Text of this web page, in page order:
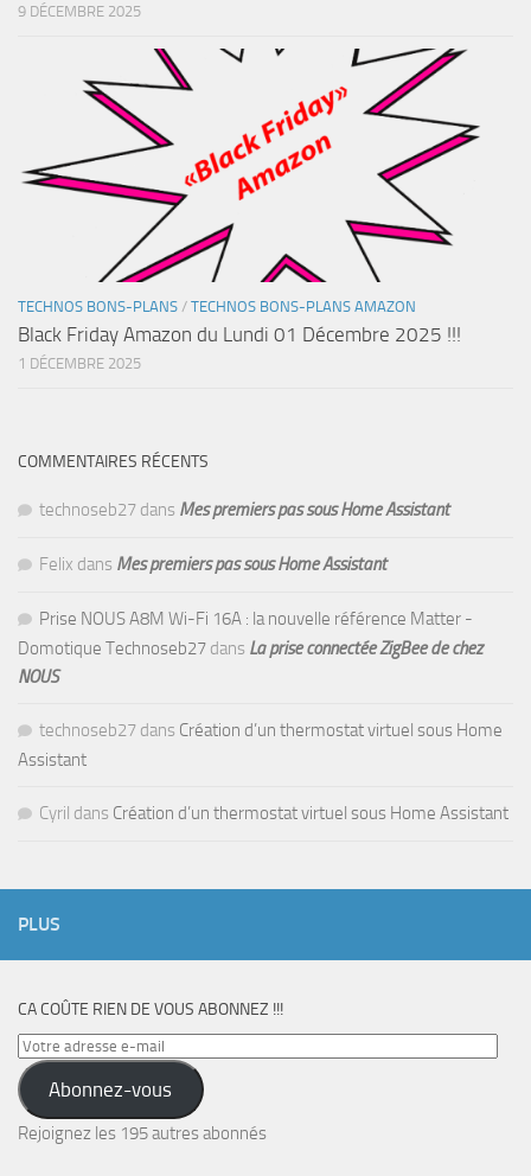
9 DÉCEMBRE 2025
TECHNOS BONS-PLANS / TECHNOS BONS-PLANS AMAZON
Black Friday Amazon du Lundi 01 Décembre 2025 !!!
1 DÉCEMBRE 2025
COMMENTAIRES RÉCENTS
technoseb27 dans Mes premiers pas sous Home Assistant
Felix dans Mes premiers pas sous Home Assistant
Prise NOUS A8M Wi-Fi 16A : la nouvelle référence Matter -
Domotique Technoseb27 dans La prise connectée ZigBee de chez
NOUS
technoseb27 dans Création d’un thermostat virtuel sous Home
Assistant
Cyril dans Création d’un thermostat virtuel sous Home Assistant
PLUS
CA COÛTE RIEN DE VOUS ABONNEZ !!!
Votre
adresse
e-
mail
Abonnez-vous
Rejoignez les 195 autres abonnés